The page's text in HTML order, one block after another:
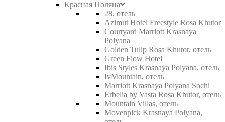
Красная Поляна
28, отель
Azimut Hotel Freestyle Rosa Khutor
Courtyard Marriott Krasnaya
Polyana
Golden Tulip Rosa Khutor, отель
Green Flow Hotel
Ibis Styles Krasnaya Polyana, отель
IvMountain, отель
Marriott Krasnaya Polyana Sochi
Erbelia by Vasta Rosa Khutor, отель
Mountain Villas, отель
Movenpick Krasnaya Polyana,